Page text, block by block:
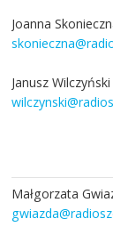
Joanna
Janusz Wilczyński
Małgorzata